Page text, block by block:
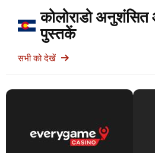
कोलोराडो
पुस्तकें
सभी को देखें